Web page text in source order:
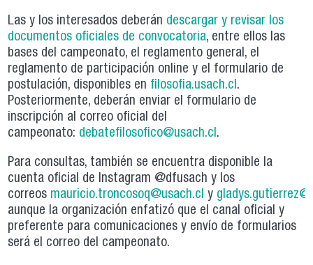
Las y los interesados deberán descargar y revisar los
documentos oficiales de convocatoria, entre ellos las
bases del campeonato, el reglamento general, el
reglamento de participación online y el formulario de
postulación, disponibles en filosofia.usach.cl.
Posteriormente, deberán enviar el formulario de
inscripción al correo oficial del
campeonato: debatefilosofico@usach.cl.
Para consultas, también se encuentra disponible la
cuenta oficial de Instagram @dfusach y los
correos mauricio.troncosoq@usach.cl y
aunque la organización enfatizó que el canal oficial y
preferente para comunicaciones y envío de formularios
será el correo del campeonato.